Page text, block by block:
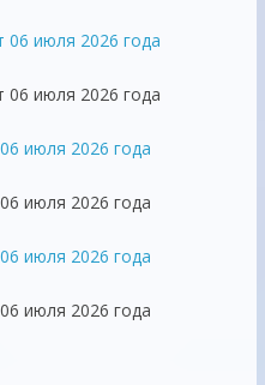
июля 2026 года
июля 2026 года
июля 2026 года
июля 2026 года
июля 2026 года
июля 2026 года